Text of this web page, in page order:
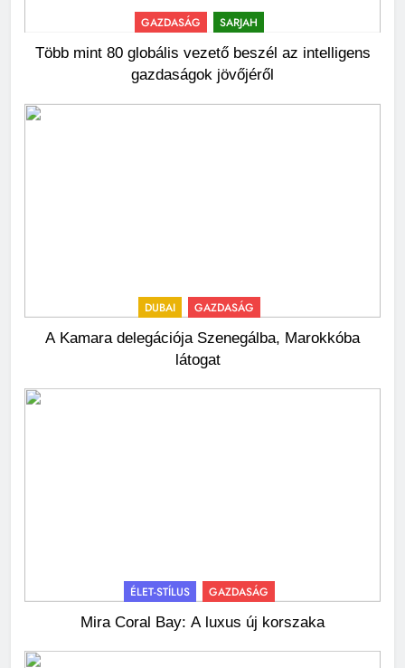
GAZDASÁG
SARJAH
Több mint 80 globális vezető beszél az intelligens
gazdaságok jövőjéről
DUBAI
GAZDASÁG
A Kamara delegációja Szenegálba, Marokkóba
látogat
ÉLET-STÍLUS
GAZDASÁG
Mira Coral Bay: A luxus új korszaka